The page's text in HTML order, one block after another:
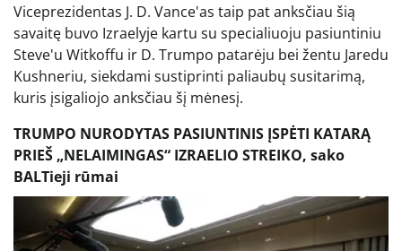
Viceprezidentas J. D. Vance'as taip pat anksčiau šią
savaitę buvo Izraelyje kartu su specialiuoju pasiuntiniu
Steve'u Witkoffu ir D. Trumpo patarėju bei žentu Jaredu
Kushneriu, siekdami sustiprinti paliaubų susitarimą,
kuris įsigaliojo anksčiau šį mėnesį.
TRUMPO NURODYTAS PASIUNTINIS ĮSPĖTI KATARĄ
PRIEŠ „NELAIMINGAS“ IZRAELIO STREIKO, sako
BALTieji rūmai